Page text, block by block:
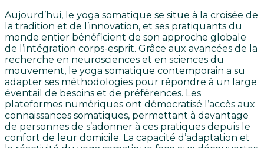
Aujourd’hui, le yoga somatique se situe à la croisée de
la tradition et de l’innovation, et ses pratiquants du
monde entier bénéficient de son approche globale
de l’intégration corps-esprit. Grâce aux avancées de la
recherche en neurosciences et en sciences du
mouvement, le yoga somatique contemporain a su
adapter ses méthodologies pour répondre à un large
éventail de besoins et de préférences. Les
plateformes numériques ont démocratisé l’accès aux
connaissances somatiques, permettant à davantage
de personnes de s’adonner à ces pratiques depuis le
confort de leur domicile. La capacité d’adaptation et